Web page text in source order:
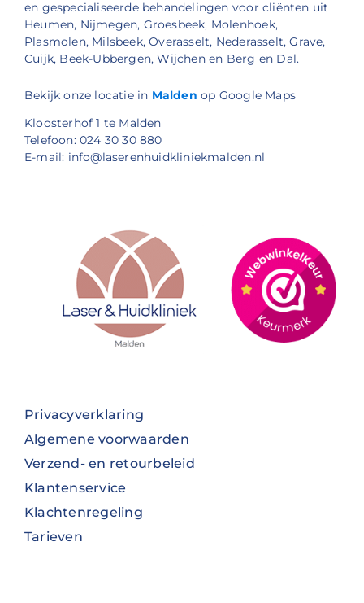
en gespecialiseerde behandelingen voor cliënten uit
Heumen, Nijmegen, Groesbeek, Molenhoek,
Plasmolen, Milsbeek, Overasselt, Nederasselt, Grave,
Cuijk, Beek-Ubbergen, Wijchen en Berg en Dal.
Bekijk onze locatie in Malden op Google Maps
Kloosterhof 1 te Malden
Telefoon: 024 30 30 880
E-mail: info@laserenhuidkliniekmalden.nl
Privacyverklaring
Algemene voorwaarden
Verzend- en retourbeleid
Klantenservice
Klachtenregeling
Tarieven